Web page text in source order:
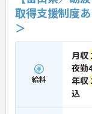
取得支援制度
＞
給料
月収
夜勤
年収
込